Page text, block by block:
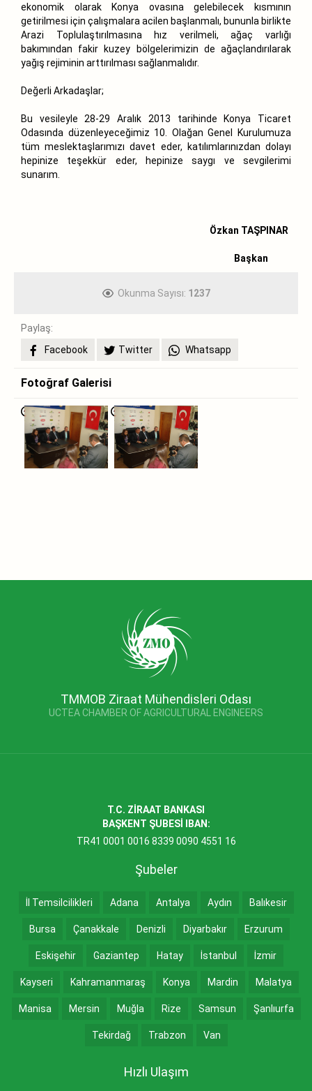
ekonomik olarak Konya ovasına gelebilecek kısmının
getirilmesi için çalışmalara acilen başlanmalı, bununla birlikte
Arazi Toplulaştırılmasına hız verilmeli, ağaç varlığı
bakımından fakir kuzey bölgelerimizin de ağaçlandırılarak
yağış rejiminin arttırılması sağlanmalıdır.
Değerli Arkadaşlar;
Bu vesileyle 28-29 Aralık 2013 tarihinde Konya Ticaret
Odasında düzenleyeceğimiz 10. Olağan Genel Kurulumuza
tüm meslektaşlarımızı davet eder, katılımlarınızdan dolayı
hepinize teşekkür eder, hepinize saygı ve sevgilerimi
sunarım.
Özkan TAŞPINAR
Başkan
Okunma Sayısı: 1237
Paylaş:
Facebook
Twitter Whatsapp
Fotoğraf Galerisi
TMMOB Ziraat Mühendisleri Odası
UCTEA CHAMBER OF AGRICULTURAL ENGINEERS
T.C. ZİRAAT BANKASI
BAŞKENT ŞUBESİ IBAN:
TR41 0001 0016 8339 0090 4551 16
Şubeler
İl Temsilcilikleri Adana Antalya Aydın Balıkesir
Bursa Çanakkale Denizli Diyarbakır Erzurum
Eskişehir Gaziantep Hatay İstanbul İzmir
Kayseri Kahramanmaraş Konya Mardin Malatya
Manisa Mersin Muğla Rize Samsun Şanlıurfa
Tekirdağ Trabzon Van
Hızlı Ulaşım